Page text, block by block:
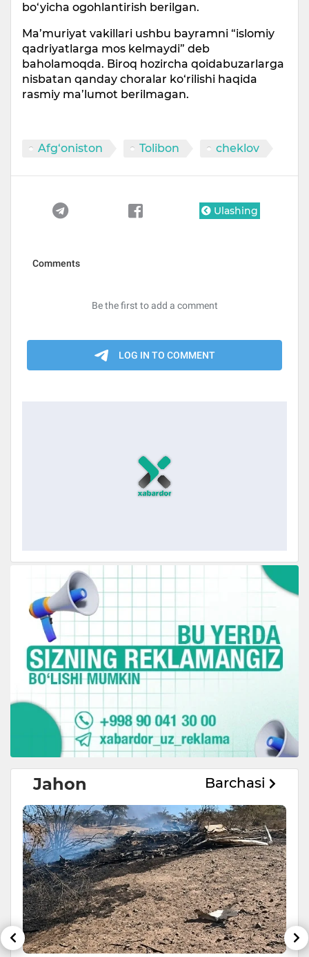
bo‘yicha ogohlantirish berilgan.
Ma’muriyat vakillari ushbu bayramni “islomiy
qadriyatlarga mos kelmaydi” deb
baholamoqda. Biroq hozircha qoidabuzarlarga
nisbatan qanday choralar ko‘rilishi haqida
rasmiy ma’lumot berilmagan.
Afg‘oniston Tolibon cheklov
Ulashing
Jahon Barchasi